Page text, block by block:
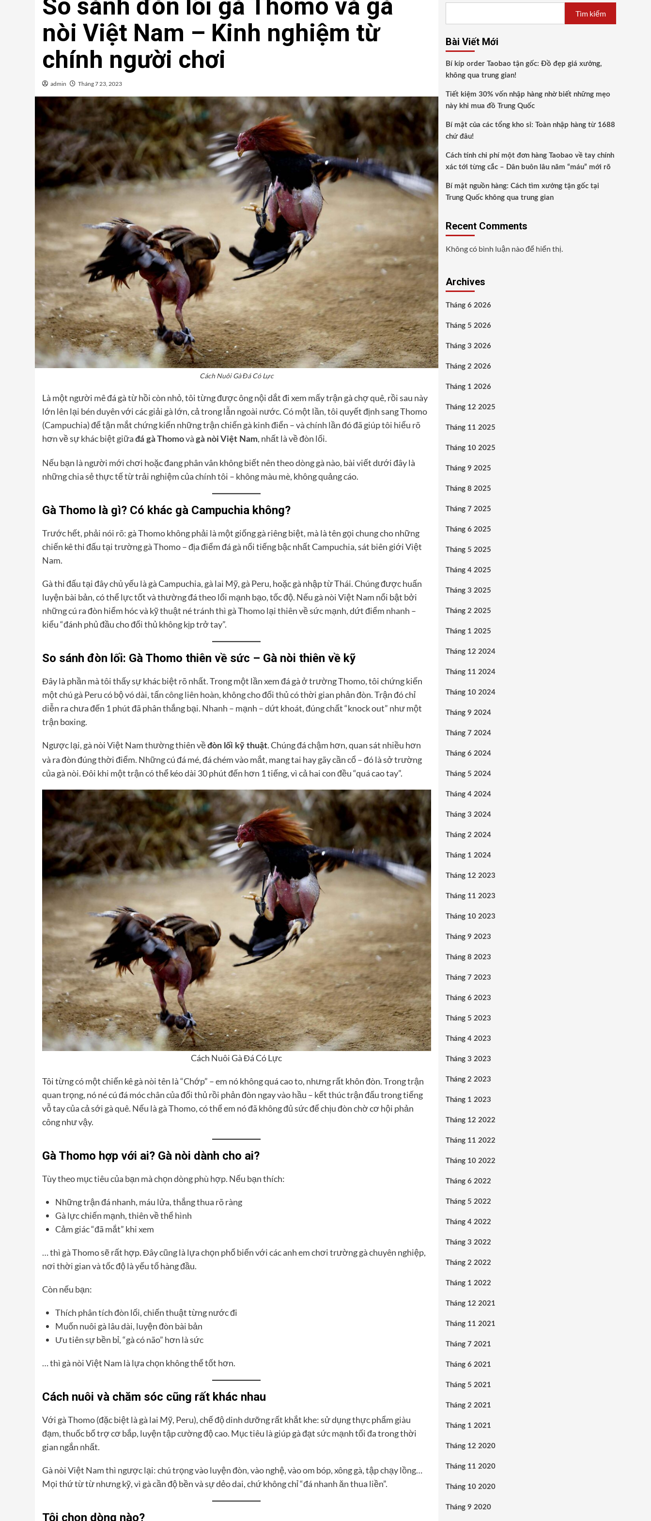
So sánh đòn lối gà Thomo và gà
nòi Việt Nam – Kinh nghiệm từ
chính người chơi
admin Tháng 7 23, 2023
Cách Nuôi Gà Đá Có Lực
Là một người mê đá gà từ hồi còn nhỏ, tôi từng được ông nội dắt đi xem mấy trận gà chợ quê, rồi sau này
lớn lên lại bén duyên với các giải gà lớn, cả trong lẫn ngoài nước. Có một lần, tôi quyết định sang Thomo
(Campuchia) để tận mắt chứng kiến những trận chiến gà kinh điển – và chính lần đó đã giúp tôi hiểu rõ
hơn về sự khác biệt giữa đá gà Thomovà gà nòi Việt Nam, nhất là về đòn lối.
Nếu bạn là người mới chơi hoặc đang phân vân không biết nên theo dòng gà nào, bài viết dưới đây là
những chia sẻ thực tế từ trải nghiệm của chính tôi – không màu mè, không quảng cáo.
Gà Thomo là gì? Có khác gà Campuchia không?
Trước hết, phải nói rõ: gà Thomo không phải là một giống gà riêng biệt, mà là tên gọi chung cho những
chiến kê thi đấu tại trường gà Thomo – địa điểm đá gà nổi tiếng bậc nhất Campuchia, sát biên giới Việt
Nam.
Gà thi đấu tại đây chủ yếu là gà Campuchia, gà lai Mỹ, gà Peru, hoặc gà nhập từ Thái. Chúng được huấn
luyện bài bản, có thể lực tốt và thường đá theo lối mạnh bạo, tốc độ. Nếu gà nòi Việt Nam nổi bật bởi
những cú ra đòn hiểm hóc và kỹ thuật né tránh thì gà Thomo lại thiên về sức mạnh, dứt điểm nhanh –
kiểu “đánh phủ đầu cho đối thủ không kịp trở tay”.
So sánh đòn lối: Gà Thomo thiên về sức – Gà nòi thiên về kỹ
Đây là phần mà tôi thấy sự khác biệt rõ nhất. Trong một lần xem đá gà ở trường Thomo, tôi chứng kiến
một chú gà Peru có bộ vó dài, tấn công liên hoàn, không cho đối thủ có thời gian phản đòn. Trận đó chỉ
diễn ra chưa đến 1 phút đã phân thắng bại. Nhanh – mạnh – dứt khoát, đúng chất “knock out” như một
trận boxing.
Ngược lại, gà nòi Việt Nam thường thiên vềđòn lối kỹ thuật. Chúng đá chậm hơn, quan sát nhiều hơn
và ra đòn đúng thời điểm. Những cú đá mé, đá chém vào mắt, mang tai hay gãy cần cổ – đó là sở trường
của gà nòi. Đôi khi một trận có thể kéo dài 30 phút đến hơn 1 tiếng, vì cả hai con đều “quá cao tay”.
Cách Nuôi Gà Đá Có Lực
Tôi từng có một chiến kê gà nòi tên là “Chớp” – em nó không quá cao to, nhưng rất khôn đòn. Trong trận
quan trọng, nó né cú đá móc chân của đối thủ rồi phản đòn ngay vào hầu – kết thúc trận đấu trong tiếng
vỗ tay của cả sới gà quê. Nếu là gà Thomo, có thể em nó đã không đủ sức để chịu đòn chờ cơ hội phản
công như vậy.
Gà Thomo hợp với ai? Gà nòi dành cho ai?
Tùy theo mục tiêu của bạn mà chọn dòng phù hợp. Nếu bạn thích:
Những trận đá nhanh, máu lửa, thắng thua rõ ràng
Gà lực chiến mạnh, thiên về thể hình
Cảm giác “đã mắt” khi xem
… thì gà Thomo sẽ rất hợp. Đây cũng là lựa chọn phổ biến với các anh em chơi trường gà chuyên nghiệp,
nơi thời gian và tốc độ là yếu tố hàng đầu.
Còn nếu bạn:
Thích phân tích đòn lối, chiến thuật từng nước đi
Muốn nuôi gà lâu dài, luyện đòn bài bản
Ưu tiên sự bền bỉ, “gà có não” hơn là sức
… thì gà nòi Việt Nam là lựa chọn không thể tốt hơn.
Cách nuôi và chăm sóc cũng rất khác nhau
Với gà Thomo (đặc biệt là gà lai Mỹ, Peru), chế độ dinh dưỡng rất khắt khe: sử dụng thực phẩm giàu
đạm, thuốc bổ trợ cơ bắp, luyện tập cường độ cao. Mục tiêu là giúp gà đạt sức mạnh tối đa trong thời
gian ngắn nhất.
Gà nòi Việt Nam thì ngược lại: chú trọng vào luyện đòn, vào nghệ, vào om bóp, xông gà, tập chạy lồng…
Mọi thứ từ từ nhưng kỹ, vì gà cần độ bền và sự dẻo dai, chứ không chỉ “đá nhanh ăn thua liền”.
Tôi chọn dòng nào?
Tìm kiếm
Bài Viết Mới
Bí kíp order Taobao tận gốc: Đồ đẹp giá xưởng,
không qua trung gian!
Tiết kiệm 30% vốn nhập hàng nhờ biết những mẹo
này khi mua đồ Trung Quốc
Bí mật của các tổng kho sỉ: Toàn nhập hàng từ 1688
chứ đâu!
Cách tính chi phí một đơn hàng Taobao về tay chính
xác tới từng cắc – Dân buôn lâu năm “máu” mới rõ
Bí mật nguồn hàng: Cách tìm xưởng tận gốc tại
Trung Quốc không qua trung gian
Recent Comments
Không có bình luận nào để hiển thị.
Archives
Tháng 6 2026
Tháng 5 2026
Tháng 3 2026
Tháng 2 2026
Tháng 1 2026
Tháng 12 2025
Tháng 11 2025
Tháng 10 2025
Tháng 9 2025
Tháng 8 2025
Tháng 7 2025
Tháng 6 2025
Tháng 5 2025
Tháng 4 2025
Tháng 3 2025
Tháng 2 2025
Tháng 1 2025
Tháng 12 2024
Tháng 11 2024
Tháng 10 2024
Tháng 9 2024
Tháng 7 2024
Tháng 6 2024
Tháng 5 2024
Tháng 4 2024
Tháng 3 2024
Tháng 2 2024
Tháng 1 2024
Tháng 12 2023
Tháng 11 2023
Tháng 10 2023
Tháng 9 2023
Tháng 8 2023
Tháng 7 2023
Tháng 6 2023
Tháng 5 2023
Tháng 4 2023
Tháng 3 2023
Tháng 2 2023
Tháng 1 2023
Tháng 12 2022
Tháng 11 2022
Tháng 10 2022
Tháng 6 2022
Tháng 5 2022
Tháng 4 2022
Tháng 3 2022
Tháng 2 2022
Tháng 1 2022
Tháng 12 2021
Tháng 11 2021
Tháng 7 2021
Tháng 6 2021
Tháng 5 2021
Tháng 2 2021
Tháng 1 2021
Tháng 12 2020
Tháng 11 2020
Tháng 10 2020
Tháng 9 2020